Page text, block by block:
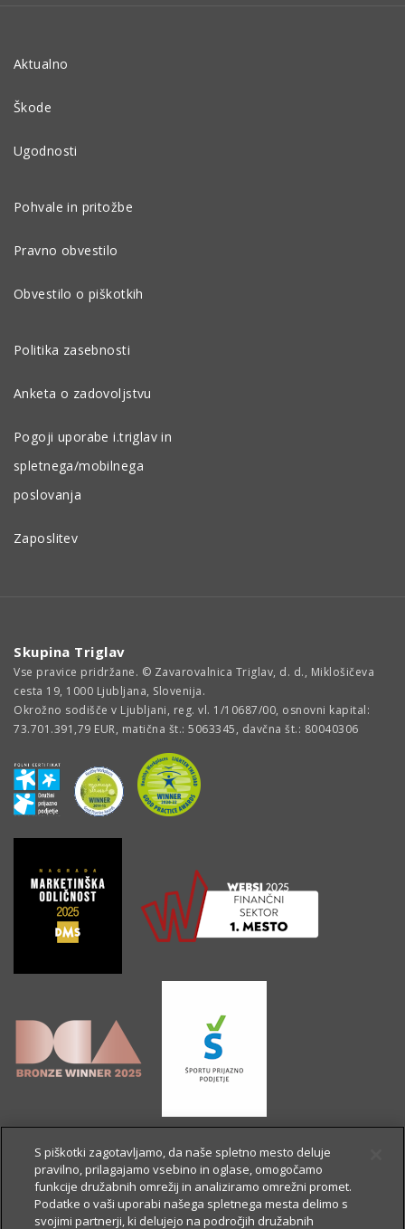
Aktualno
Škode
Ugodnosti
Pohvale in pritožbe
Pravno obvestilo
Obvestilo o piškotkih
Politika zasebnosti
Anketa o zadovoljstvu
Pogoji uporabe i.triglav in
spletnega/mobilnega
poslovanja
Zaposlitev
Skupina Triglav
Vse pravice pridržane. © Zavarovalnica Triglav, d. d., Miklošičeva
cesta 19, 1000 Ljubljana, Slovenija.
Okrožno sodišče v Ljubljani, reg. vl. 1/10687/00, osnovni kapital:
73.701.391,79 EUR, matična št.: 5063345, davčna št.: 80040306
S piškotki zagotavljamo, da naše spletno mesto deluje
pravilno, prilagajamo vsebino in oglase, omogočamo
funkcije družabnih omrežij in analiziramo omrežni promet.
Podatke o vaši uporabi našega spletnega mesta delimo s
svojimi partnerji, ki delujejo na področjih družabnih